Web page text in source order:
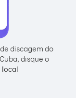
discagem do
disque o
local